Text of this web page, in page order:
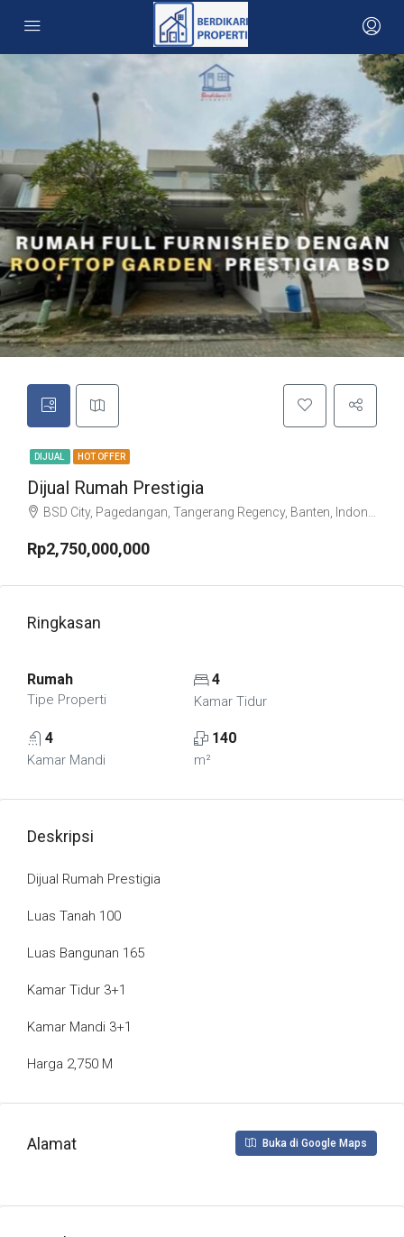
DIJUAL HOT OFFER
Dijual Rumah Prestigia
BSD City, Pagedangan, Tangerang Regency, Banten, Indonesia
Rp2,750,000,000
Ringkasan
Rumah
Tipe Properti
4
Kamar Tidur
4
Kamar Mandi
140
m²
Deskripsi
Dijual Rumah Prestigia
Luas Tanah 100
Luas Bangunan 165
Kamar Tidur 3+1
Kamar Mandi 3+1
Harga 2,750 M
Alamat Buka di Google Maps